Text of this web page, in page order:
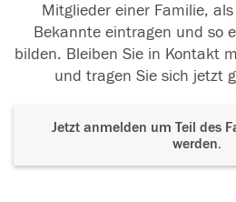
Mitglieder einer Familie,
Bekannte eintragen und so
bilden. Bleiben Sie in Kontakt
und tragen Sie sich jetzt
Jetzt anmelden um Teil des
werden.